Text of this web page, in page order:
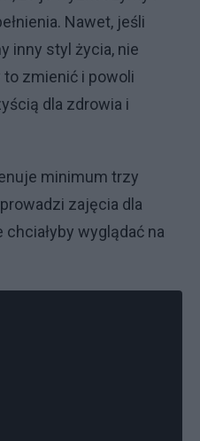
Nawet, jeśli
inny styl życia, nie
zmienić i powoli
dla zdrowia i
minimum trzy
zajęcia dla
wyglądać na